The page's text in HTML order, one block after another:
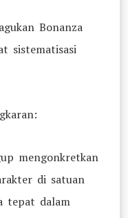
Bonanza
sistematisasi
mengonkretkan
di satuan
tepat dalam